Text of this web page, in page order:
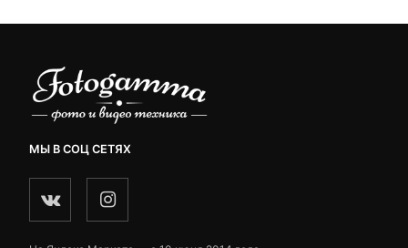
МЫ В СОЦ СЕТЯХ